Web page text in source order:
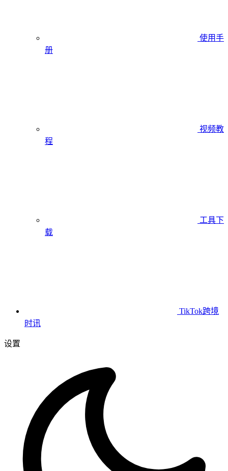
使用手
册
视频教
程
工具下
载
TikTok跨境
时讯
设置